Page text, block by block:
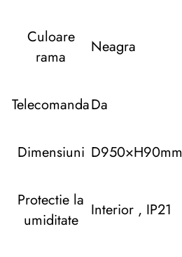
Culoare
rama
Neagra
TelecomandaDa
Dimensiuni D950×H90mm
Protectie la
umiditate
Interior , IP21